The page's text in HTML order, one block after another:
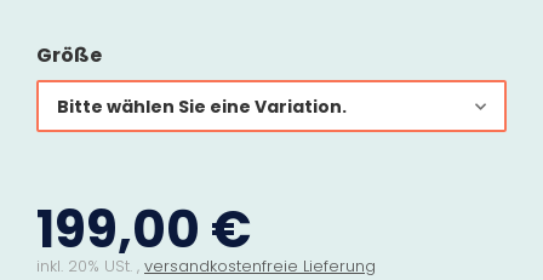
Größe
Bitte wählen Sie eine Variation.
199,00 €
inkl. 20% USt. , versandkostenfreie Lieferung